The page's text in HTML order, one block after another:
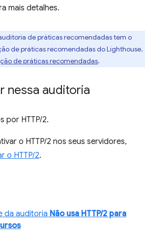
mais detalhes.
de práticas recomendadas tem o
de práticas recomendadas do Lighthouse.
de práticas recomendadas.
nessa auditoria
por HTTP/2.
o HTTP/2 nos seus servidores,
o HTTP/2.
da auditoria Não usa HTTP/2 para